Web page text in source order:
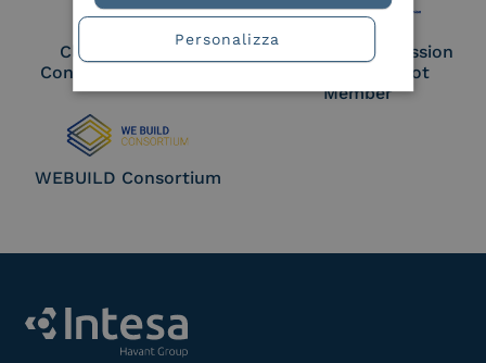
Cloud Signature
Consortium Member
European Commission
Large Scale Pilot
Member
WEBUILD Consortium
Personalizza